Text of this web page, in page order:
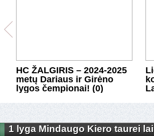
HC ŽALGIRIS – 2024-2025
metų Dariaus ir Girėno
lygos čempionai! (0)
1 lyga Mindaugo Kiero taurei
1 lyga Mindaugo Kiero taurei